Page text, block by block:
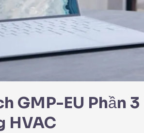
GMP-EU Phần
HVAC